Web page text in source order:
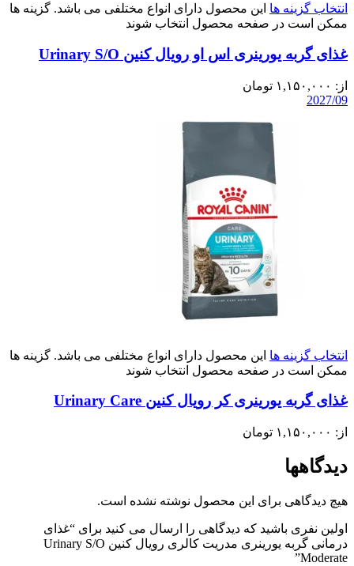
انتخاب گزینه ها این محصول دارای انواع مختلفی می باشد. گزینه ها
ممکن است در صفحه محصول انتخاب شوند
غذای گربه یورینری اس او رویال کنین Urinary S/O
از: ۱,۱۵۰,۰۰۰ تومان
2027/09
انتخاب گزینه ها این محصول دارای انواع مختلفی می باشد. گزینه ها
ممکن است در صفحه محصول انتخاب شوند
غذای گربه یورینری کر رویال کنین Urinary Care
از: ۱,۱۵۰,۰۰۰ تومان
دیدگاهها
هیچ دیدگاهی برای این محصول نوشته نشده است.
اولین نفری باشید که دیدگاهی را ارسال می کنید برای “غذای
درمانی گربه یورینری مدریت کالری رویال کنین Urinary S/O
Moderate”